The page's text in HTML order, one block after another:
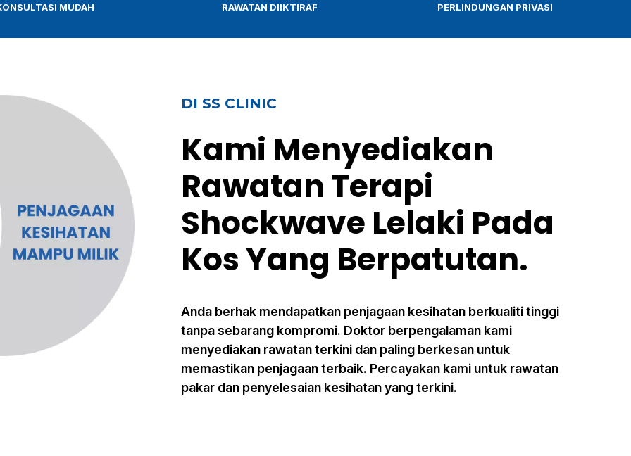
MUDAH RAWATAN DIIKTIRAF PERLINDUNGAN PRIVASI
DI SS CLINIC
Kami Menyediakan
Rawatan Terapi
Shockwave Lelaki Pada
Kos Yang Berpatutan.
Anda berhak mendapatkan penjagaan kesihatan berkualiti tinggi
tanpa sebarang kompromi. Doktor berpengalaman kami
menyediakan rawatan terkini dan paling berkesan untuk
memastikan penjagaan terbaik. Percayakan kami untuk rawatan
pakar dan penyelesaian kesihatan yang terkini.